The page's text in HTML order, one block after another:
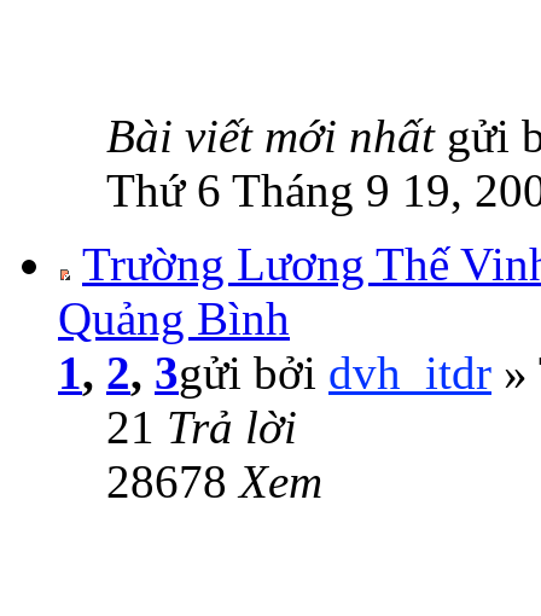
Bài viết mới nhất gửi
Thứ 6 Tháng 9 19,
Trường Lương Thế
Quảng Bình
1, 2, 3gửi bởi dvh_itdr »
21 Trả lời
28678Xem